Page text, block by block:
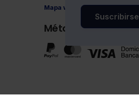
Suscribirse
Mapa web
Métodos de pago